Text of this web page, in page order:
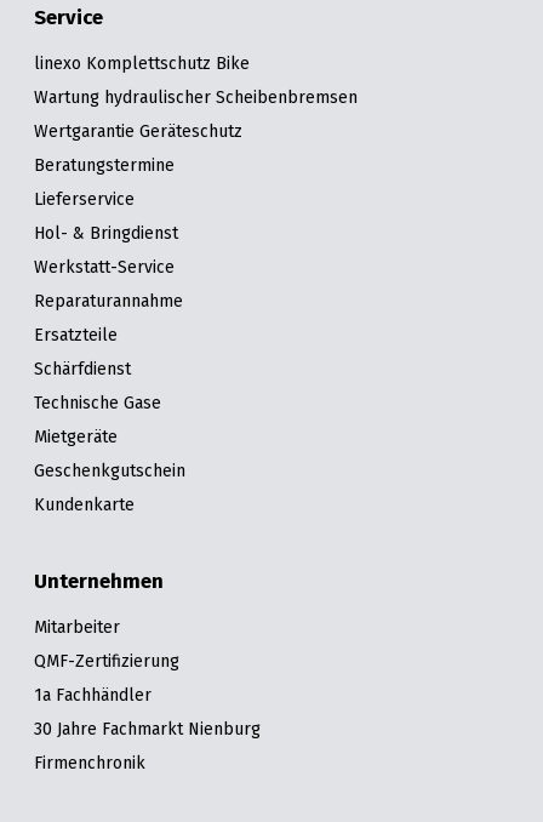
Service
linexo Komplettschutz Bike
Wartung hydraulischer Scheibenbremsen
Wertgarantie Geräteschutz
Beratungstermine
Lieferservice
Hol- & Bringdienst
Werkstatt-Service
Reparaturannahme
Ersatzteile
Schärfdienst
Technische Gase
Mietgeräte
Geschenkgutschein
Kundenkarte
Unternehmen
Mitarbeiter
QMF-Zertifizierung
1a Fachhändler
30 Jahre Fachmarkt Nienburg
Firmenchronik